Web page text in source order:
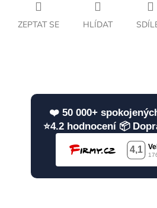
ZEPTAT SE HLÍDAT
❤️ 50 000+
⭐4.2 hodnocení 📦